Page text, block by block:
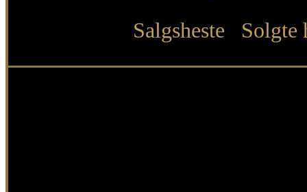
Salgsheste
Solgte